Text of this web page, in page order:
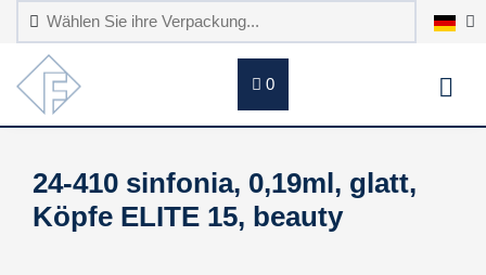
0
24-410 sinfonia, 0,19ml, glatt,
Köpfe ELITE 15, beauty